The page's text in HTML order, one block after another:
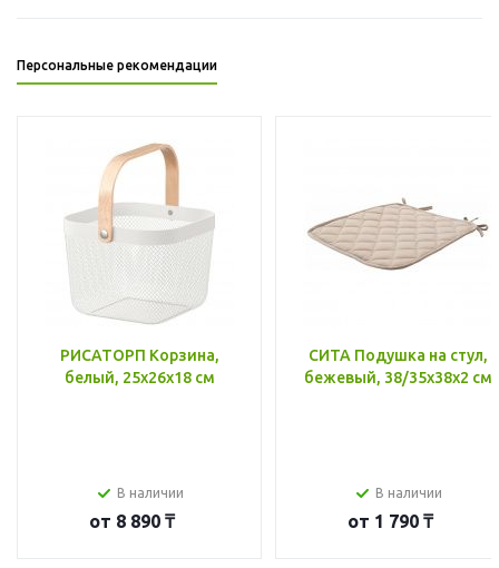
Персональные рекомендации
РИСАТОРП Корзина,
белый, 25x26x18 см
В наличии
от 8 890 ₸
СИТА Подушка на стул,
бежевый, 38/35x38x2 см
В наличии
от 1 790 ₸